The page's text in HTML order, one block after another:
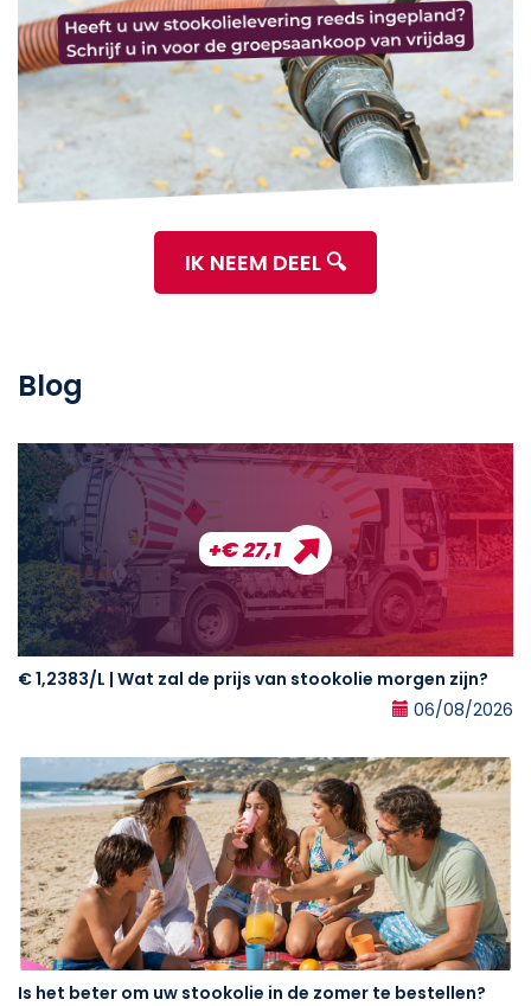
IK NEEM DEEL 🔍
Blog
+€ 27,1
€ 1,2383/L | Wat zal de prijs van stookolie morgen zijn?
06/08/2026
Is het beter om uw stookolie in de zomer te bestellen?